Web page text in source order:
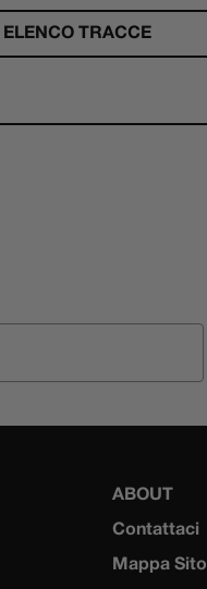
ELENCO TRACCE
ABOUT
Contattaci
Mappa Sito